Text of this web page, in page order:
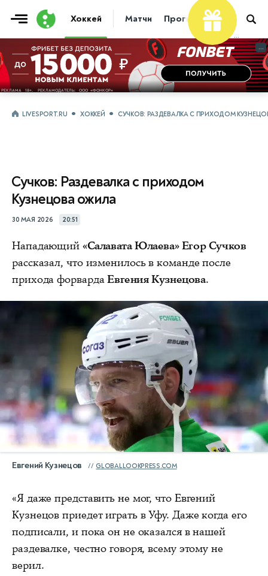
Хоккей Матчи Прогнозы
...
...
LIVESPORT.RU ХОККЕЙ СУЧКОВ: РАЗДЕВАЛКА С ПРИХОДОМ
Сучков: Раздевалка с приходом
Кузнецова ожила
30 МАЯ 2026 20:51
Нападающий «Салавата Юлаева» Егор Сучков
рассказал, что изменилось в команде после
прихода форвардаЕвгения Кузнецова.
Евгений Кузнецов GLOBALLOOKPRESS.COM
«Я даже представить не мог, что Евгений
Кузнецов приедет играть в Уфу. Даже когда его
подписали, и пока он не оказался в нашей
раздевалке, честно говоря, всему этому не
верил.